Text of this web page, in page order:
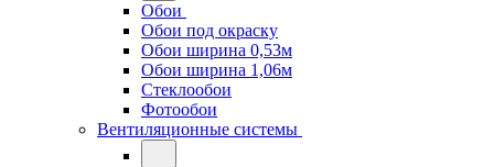
Обои
Обои под окраску
Обои ширина 0,53м
Обои ширина 1,06м
Стеклообои
Фотообои
Вентиляционные системы